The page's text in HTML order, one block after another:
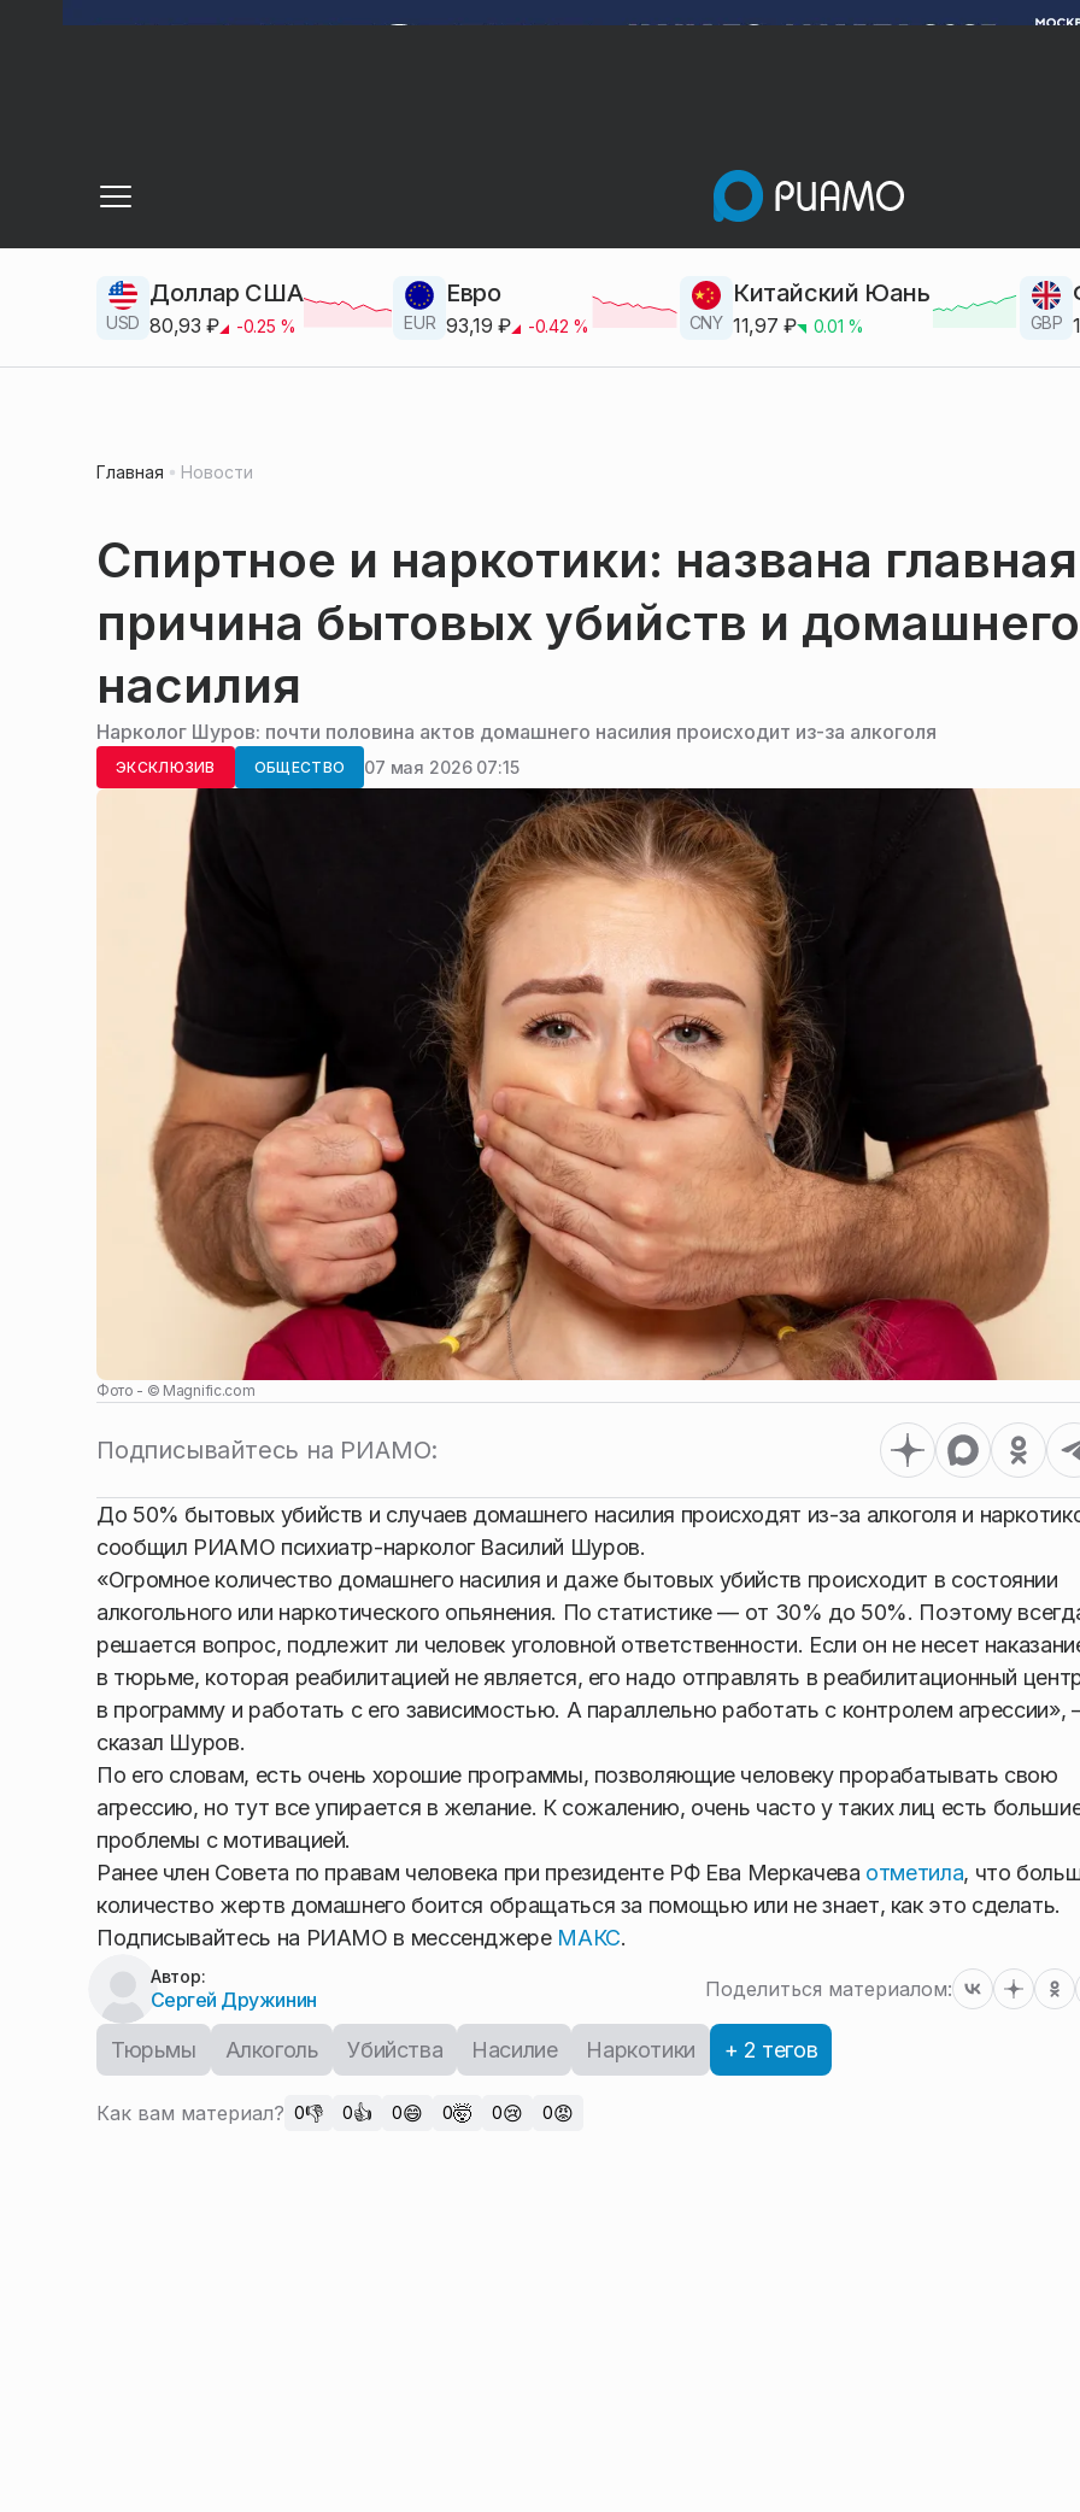
USD
Доллар США
80,93 ₽ -0.25 % EUR
Евро
93,19 ₽ -0.42 % CNY
Китайский Юань
11,97 ₽ 0.01 % GBP
Главная Новости
Спиртное и наркотики: названа главная
причина бытовых убийств и домашнего
насилия
Нарколог Шуров: почти половина актов домашнего насилия происходит из-за алкоголя
ЭКСКЛЮЗИВ ОБЩЕСТВО 07 мая 2026 07:15
Фото - © Magnific.com
Подписывайтесь на РИАМО:
До 50% бытовых убийств и случаев домашнего насилия происходят из-за алкоголя и
сообщил РИАМО психиатр-нарколог Василий Шуров.
«Огромное количество домашнего насилия и даже бытовых убийств происходит в состоянии
алкогольного или наркотического опьянения. По статистике — от 30% до 50%. Поэтому
решается вопрос, подлежит ли человек уголовной ответственности. Если он не несет
в тюрьме, которая реабилитацией не является, его надо отправлять в реабилитационный
в программу и работать с его зависимостью. А параллельно работать с контролем агрессии»,
сказал Шуров.
По его словам, есть очень хорошие программы, позволяющие человеку прорабатывать свою
агрессию, но тут все упирается в желание. К сожалению, очень часто у таких лиц есть
проблемы с мотивацией.
Ранее член Совета по правам человека при президенте РФ Ева Меркачева отметила, что
количество жертв домашнего боится обращаться за помощью или не знает, как это сделать.
Подписывайтесь на РИАМО в мессенджере МАКС.
Автор:
Сергей Дружинин Поделиться материалом:
Тюрьмы Алкоголь Убийства Насилие Наркотики + 2 тегов
Как вам материал? 0👎 0👍 0😄 0🤯 0😢 0😡